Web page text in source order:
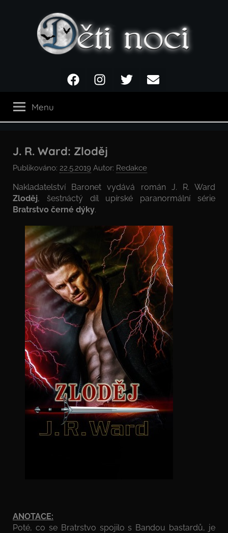
noci
FacebookInstagramTwitter Email
Menu
J. R. Ward: Zloděj
Publikováno: 22.5.2019 Autor: Redakce
Nakladatelství Baronet vydává román J. R. Ward
Zloděj, šestnáctý díl upírské paranormální série
Bratrstvo černé dýky.
ANOTACE:
Poté, co se Bratrstvo spojilo s Bandou bastardů, je